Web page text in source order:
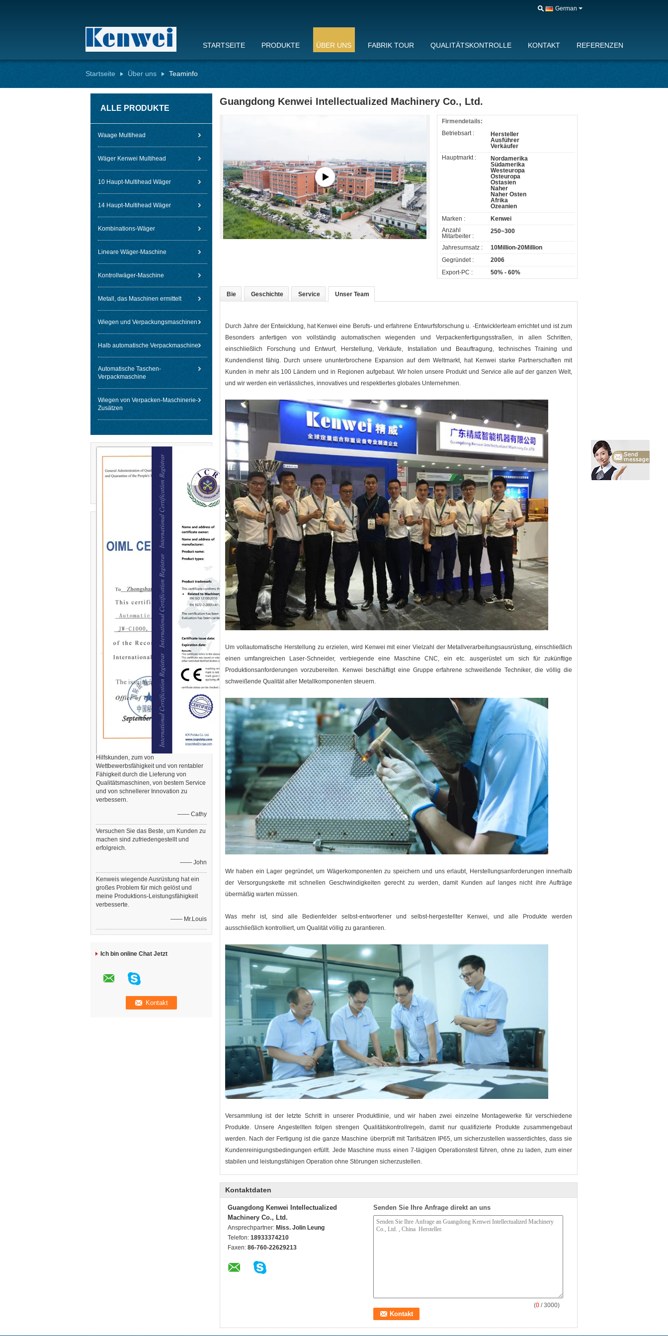
German
STARTSEITE PRODUKTE ÜBER UNS FABRIK TOUR QUALITÄTSKONTROLLE KONTAKT REFERENZEN
Startseite Über uns Teaminfo
ALLE PRODUKTE
Waage Multihead
Wäger Kenwei Multihead
10 Haupt-Multihead Wäger
14 Haupt-Multihead Wäger
Kombinations-Wäger
Lineare Wäger-Maschine
Kontrollwäger-Maschine
Metall, das Maschinen ermittelt
Wiegen und Verpackungsmaschinen
Halb automatische Verpackmaschine
Automatische Taschen-
Verpackmaschine
Wiegen von Verpacken-Maschinerie-
Zusätzen
Hilfskunden, zum von
Wettbewerbsfähigkeit und von rentabler
Fähigkeit durch die Lieferung von
Qualitätsmaschinen, von bestem Service
und von schnellerer Innovation zu
verbessern.
—— Cathy
Versuchen Sie das Beste, um Kunden zu
machen sind zufriedengestellt und
erfolgreich.
—— John
Kenweis wiegende Ausrüstung hat ein
großes Problem für mich gelöst und
meine Produktions-Leistungsfähigkeit
verbesserte.
—— Mr.Louis
Ich bin online Chat Jetzt
Guangdong Kenwei Intellectualized Machinery Co., Ltd.
Firmendetails:
Betriebsart :
Hersteller
Ausführer
Verkäufer
Hauptmarkt :
Nordamerika
Südamerika
Westeuropa
Osteuropa
Ostasien
Naher
Naher Osten
Afrika
Ozeanien
Marken :
Kenwei
Anzahl
Mitarbeiter :
250~300
Jahresumsatz :
10Million-20Million
Gegründet :
2006
Export-PC :
50% - 60%
Bie Geschichte Service Unser Team
Durch Jahre der Entwicklung, hat Kenwei eine Berufs- und erfahrene Entwurfsforschung u. -Entwicklerteam errichtet und ist zum
Besonders anfertigen von vollständig automatischen wiegenden und Verpackenfertigungsstraßen, in allen Schritten,
einschließlich Forschung und Entwurf, Herstellung, Verkäufe, Installation und Beauftragung, technisches Training und
Kundendienst fähig. Durch unsere ununterbrochene Expansion auf dem Weltmarkt, hat Kenwei starke Partnerschaften mit
Kunden in mehr als 100 Ländern und in Regionen aufgebaut. Wir holen unsere Produkt und Service alle auf der ganzen Welt,
und wir werden ein verlässliches, innovatives und respektiertes globales Unternehmen.
Um vollautomatische Herstellung zu erzielen, wird Kenwei mit einer Vielzahl der Metallverarbeitungsausrüstung, einschließlich
einen umfangreichen Laser-Schneider, verbiegende eine Maschine CNC, ein etc. ausgerüstet um sich für zukünftige
Produktionsanforderungen vorzubereiten. Kenwei beschäftigt eine Gruppe erfahrene schweißende Techniker, die völlig die
schweißende Qualität aller Metallkomponenten steuern.
Wir haben ein Lager gegründet, um Wägerkomponenten zu speichern und uns erlaubt, Herstellungsanforderungen innerhalb
der Versorgungskette mit schnellen Geschwindigkeiten gerecht zu werden, damit Kunden auf langes nicht ihre Aufträge
übermäßig warten müssen.
Was mehr ist, sind alle Bedienfelder selbst-entworfener und selbst-hergestellter Kenwei, und alle Produkte werden
ausschließlich kontrolliert, um Qualität völlig zu garantieren.
Versammlung ist der letzte Schritt in unserer Produktlinie, und wir haben zwei einzelne Montagewerke für verschiedene
Produkte. Unsere Angestellten folgen strengen Qualitätskontrollregeln, damit nur qualifizierte Produkte zusammengebaut
werden. Nach der Fertigung ist die ganze Maschine überprüft mit Tarifsätzen IP65, um sicherzustellen wasserdichtes, dass sie
Kundenreinigungsbedingungen erfüllt. Jede Maschine muss einen 7-tägigen Operationstest führen, ohne zu laden, zum einer
stabilen und leistungsfähigen Operation ohne Störungen sicherzustellen.
Kontaktdaten
Guangdong Kenwei Intellectualized
Machinery Co., Ltd.
Ansprechpartner: Miss. Jolin Leung
Telefon: 18933374210
Faxen: 86-760-22629213
Senden Sie Ihre Anfrage direkt an uns
(0 / 3000)